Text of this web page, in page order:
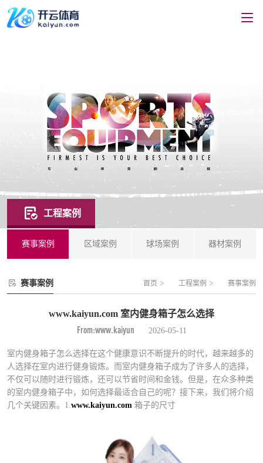
工程案例
赛事案例 区域案例 球场案例 器材案例
赛事案例 首页 > 工程案例 > 赛事案例
www.kaiyun.com 室内健身箱子怎么选择
From:www.kaiyun 2026-05-11
室内健身箱子怎么选择在这个健康意识不断提升的时代，越来越多的
人选择在室内进行健身锻炼。而室内健身箱子成为了许多人的选择，
不仅可以随时进行锻炼，还可以节省时间和金钱。但是，在众多种类
的室内健身箱子中，如何选择最适合自己的呢？接下来，我们将介绍
几个关键因素。1. www.kaiyun.com 箱子的尺寸